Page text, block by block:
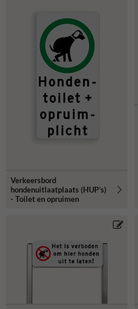
Verkeersbord
hondenuitlaatplaats (HUP’s)
- Toilet en opruimen